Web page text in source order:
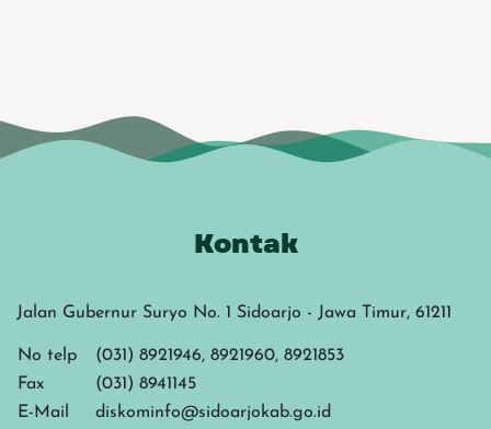
Kontak
Jalan Gubernur Suryo No. 1 Sidoarjo - Jawa Timur, 61211
No telp
(031) 8921946, 8921960, 8921853
Fax
(031) 8941145
E-Mail
diskominfo@sidoarjokab.go.id